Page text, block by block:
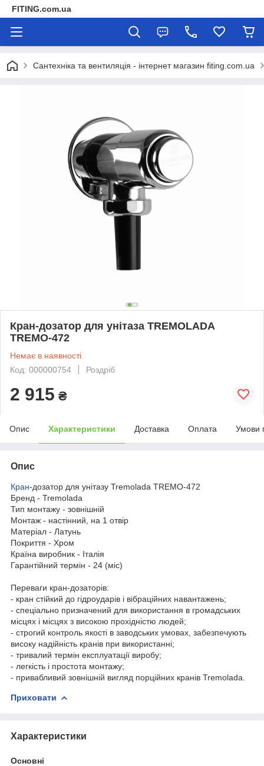
FITING.com.ua
Сантехніка та вентиляція - інтернет магазин fiting.com.ua
Кран-дозатор для унітаза TREMOLADA
ТREMO-472
Немає в наявності
Код: 000000754
Роздріб
2 915 ₴
Опис Характеристики Доставка Оплата Умови
Опис
Кран-дозатор для унітазу Tremolada ТREMO-472
Бренд - Tremolada
Тип монтажу - зовнішній
Монтаж - настінний, на 1 отвір
Матеріал - Латунь
Покриття - Хром
Країна виробник - Італія
Гарантійний термін - 24 (міс)
Переваги кран-дозаторів:
- кран стійкий до гідроударів і вібраційних навантажень;
- спеціально призначений для використання в громадських
місцях і місцях з високою прохідністю людей;
- строгий контроль якості в заводських умовах, забезпечують
високу надійність кранів при використанні;
- тривалий термін експлуатації виробу;
- легкість і простота монтажу;
- привабливий зовнішній вигляд порційних кранів Tremolada.
Приховати
Характеристики
Основні